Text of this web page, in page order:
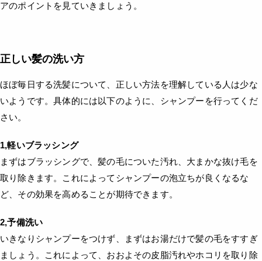
アのポイントを見ていきましょう。
正しい髪の洗い方
ほぼ毎日する洗髪について、正しい方法を理解している人は少な
いようです。具体的には以下のように、シャンプーを行ってくだ
さい。
1,軽いブラッシング
まずはブラッシングで、髪の毛についた汚れ、大まかな抜け毛を
取り除きます。これによってシャンプーの泡立ちが良くなるな
ど、その効果を高めることが期待できます。
2,予備洗い
いきなりシャンプーをつけず、まずはお湯だけで髪の毛をすすぎ
ましょう。これによって、おおよその皮脂汚れやホコリを取り除